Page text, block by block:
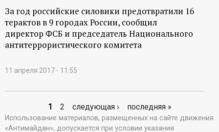
За год российские силовики предотвратили 16
терактов в 9 городах России, сообщил
директор ФСБ и председатель Национального
антитеррористического комитета
11 апреля 2017 - 11:55
С
1 2 следующая › последняя »
Использование материалов, размещенных на сайте движения
«Антимайдан», допускается при условии указания